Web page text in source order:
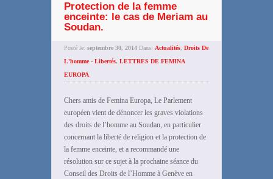
Protection de la femme
enceinte: le cas de Meriam au
Soudan.
Posté le: septembre 30, 2014 Dans: Actualités, Droits De
L'homme - Libertés, LETTRES DE FEMINA
EUROPA
Chers amis de Femina Europa, Le Parlement
européen vient de dénoncer les graves violations
des droits de l’homme au Soudan, en particulier
concernant la liberté de religion et la protection de
la femme enceinte, et a recommandé une
résolution sur ce sujet à la prochaine séance du
Conseil des Droits de l’Homme à Genève en